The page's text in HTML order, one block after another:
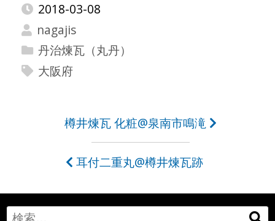
2018-03-08
nagajis
丹治煉瓦（丸丹）
大阪府
ビ
樽井煉瓦 化粧@泉南市鳴滝
耳付二重丸@樽井煉瓦跡
Search